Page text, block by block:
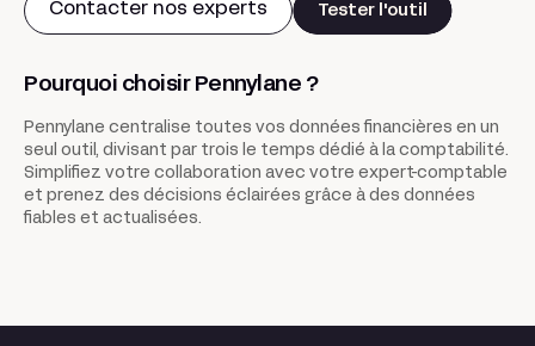
Contacter nos experts Tester l'outil
Pourquoi choisir Pennylane ?
Pennylane centralise toutes vos données financières en un
seul outil, divisant par trois le temps dédié à la comptabilité.
Simplifiez votre collaboration avec votre expert-comptable
et prenez des décisions éclairées grâce à des données
fiables et actualisées.